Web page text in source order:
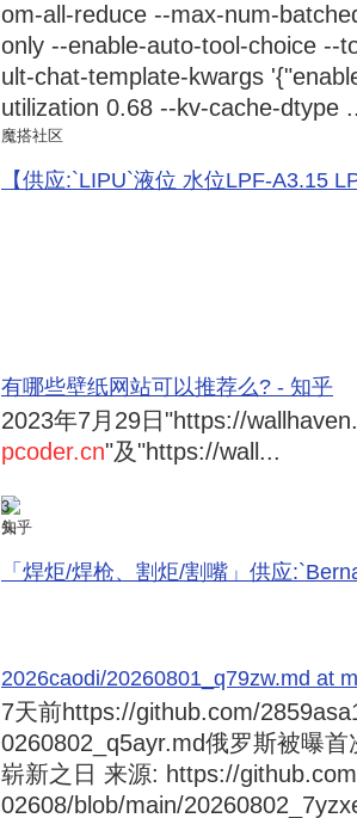
om-all-reduce --max-num-
only --enable-auto-tool-choice --
ult-chat-template-kwargs
utilization 0.68 --kv-cache-dtype
魔搭社区
【供应:`LIPU`液位 水位LPF-A3.15
有哪些壁纸网站可以推荐么? - 知乎
2023年7月29日 "https://
pcoder.cn"及"https://wall...
3
知乎
「焊炬/焊枪、割炬/割嘴」供应
2026caodi/20260801_q79zw.md at
7天前https://github.com/
0260802_q5ayr.md俄罗斯被曝
崭新之日 来源: https://
02608/blob/main/